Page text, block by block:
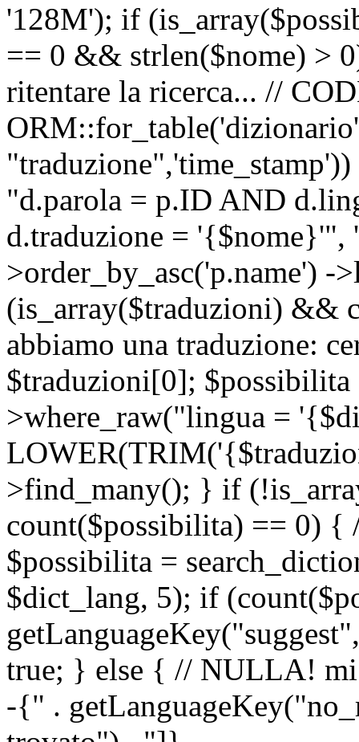
'128M'); if
== 0 && strlen($nome) >
ritentare la ricerca... //
"d.parola = p.ID AND
d.traduzione = '{$nome}'",
>order_by_asc('p.name')
(is_array($traduzioni) &&
abbiamo una traduzione:
$traduzioni[0];
>where_raw("lingua =
>find_many(); } if
count($possibilita) == 0) {
$possibilita =
$dict_lang, 5); if
true; } else { // NULLA! mi
-{" .